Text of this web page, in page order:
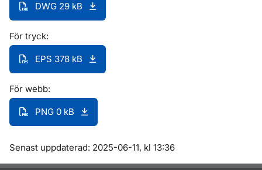
DWG 29 kB
För tryck:
EPS 378 kB
För webb:
PNG 0 kB
Om sidan
Senast uppdaterad: 2025-06-11, kl 13:36